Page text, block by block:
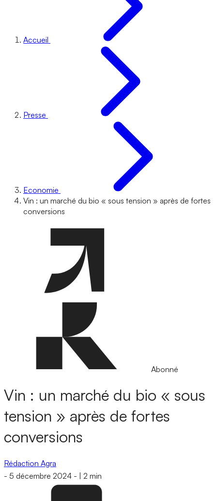
Accueil
Presse
Economie
Vin : un marché du bio « sous tension » après de fortes
conversions
Abonné
Vin : un marché du bio « sous
tension » après de fortes
conversions
Rédaction Agra
- 5 décembre 2024 - 2 min